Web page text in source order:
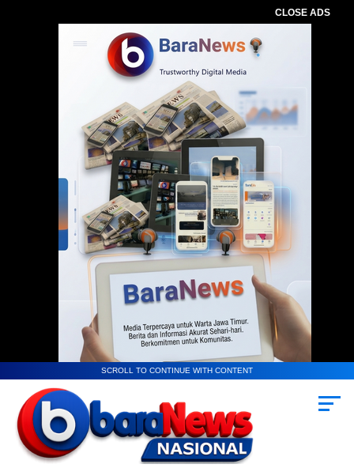
CLOSE ADS
SCROLL TO CONTINUE WITH CONTENT